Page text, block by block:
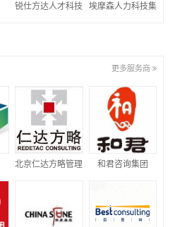
锐仕方达人才科技 埃摩森人力科技集
更多服务商
北京仁达方略管理 和君咨询集团